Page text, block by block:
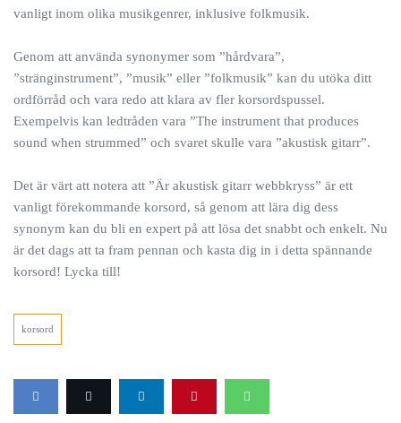
vanligt inom olika musikgenrer, inklusive folkmusik.
Genom att använda synonymer som ”hårdvara”,
”stränginstrument”, ”musik” eller ”folkmusik” kan du utöka ditt
ordförråd och vara redo att klara av fler korsordspussel.
Exempelvis kan ledtråden vara ”The instrument that produces
sound when strummed” och svaret skulle vara ”akustisk gitarr”.
Det är värt att notera att ”Är akustisk gitarr webbkryss” är ett
vanligt förekommande korsord, så genom att lära dig dess
synonym kan du bli en expert på att lösa det snabbt och enkelt. Nu
är det dags att ta fram pennan och kasta dig in i detta spännande
korsord! Lycka till!
korsord